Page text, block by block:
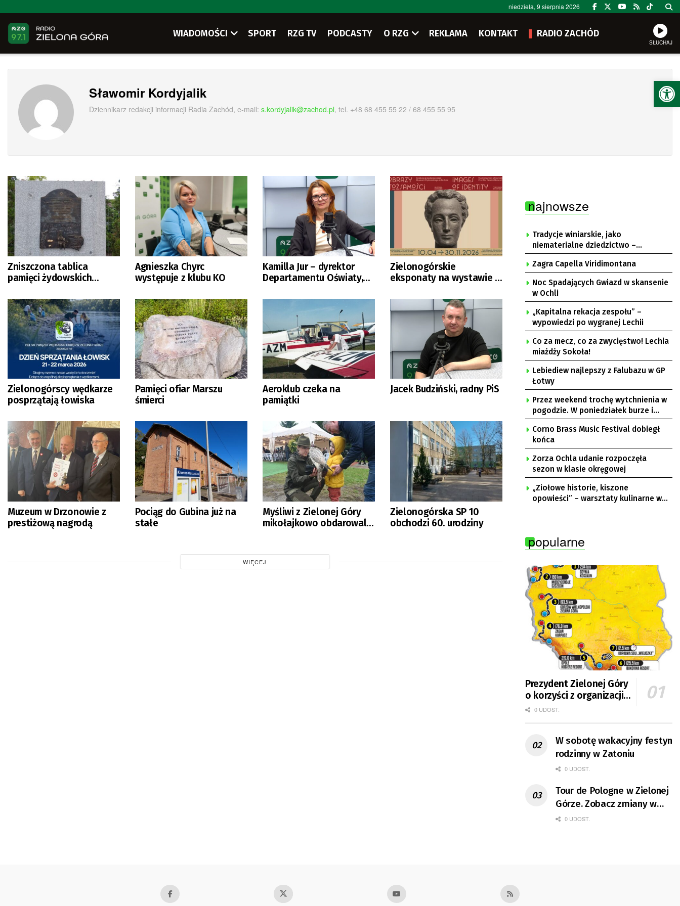
niedziela, 9 sierpnia 2026
WIADOMOŚCI SPORT RZG TV PODCASTY O RZG REKLAMA KONTAKT RADIO ZACHÓD
SŁUCHAJ
Sławomir Kordyjalik
Dziennikarz redakcji informacji Radia Zachód, e-mail: s.kordyjalik@zachod.pl, tel. +48 68 455 55 22 / 68 455 55 95
Zniszczona tablica
pamięci żydowskich
Agnieszka Chyrc
występuje z klubu KO
Kamilla Jur – dyrektor
Departamentu Oświaty,
Zielonogórskie
eksponaty na wystawie w
Zielonogórscy wędkarze
posprzątają łowiska
Pamięci ofiar Marszu
śmierci
Aeroklub czeka na
pamiątki
Jacek Budziński, radny PiS
Muzeum w Drzonowie z
prestiżową nagrodą
Pociąg do Gubina już na
stałe
Myśliwi z Zielonej Góry
mikołajkowo obdarowali
Zielonogórska SP 10
obchodzi 60. urodziny
WIĘCEJ
najnowsze
Tradycje winiarskie, jako
niematerialne dziedzictwo –
konsultacje i projekt
Zagra Capella Viridimontana
Noc Spadających Gwiazd w skansenie
w Ochli
„Kapitalna rekacja zespołu” –
wypowiedzi po wygranej Lechii
Co za mecz, co za zwycięstwo! Lechia
miażdży Sokoła!
Lebiediew najlepszy z Falubazu w GP
Łotwy
Przez weekend trochę wytchnienia w
pogodzie. W poniedziałek burze i
upał
Corno Brass Music Festival dobiegł
końca
Zorza Ochla udanie rozpoczęła
sezon w klasie okręgowej
„Ziołowe historie, kiszone
opowieści” – warsztaty kulinarne w
popularne
Prezydent Zielonej Góry
o korzyści z organizacji
mety Tour de Pologne
0 UDOST.
W sobotę wakacyjny festyn
rodzinny w Zatoniu
0 UDOST.
Tour de Pologne w Zielonej
Górze. Zobacz zmiany w
organizacji ruchu
0 UDOST.